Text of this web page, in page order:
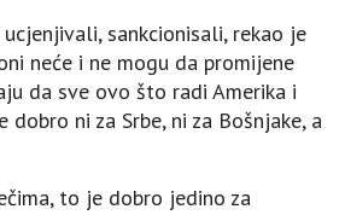
sankcionisali, rekao je
neće i ne mogu da promijene
da sve ovo što radi Amerika i
dobro ni za Srbe, ni za Bošnjake, a
to je dobro jedino za